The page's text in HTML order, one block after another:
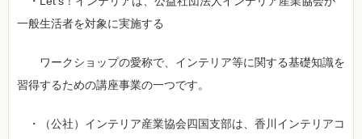
一般生活者を対象に実施する
ワークショップの愛称で、インテリア等に関する基礎知識を
習得するための講座事業の一つです。
・（公社）インテリア産業協会四国支部は、香川インテリアコ